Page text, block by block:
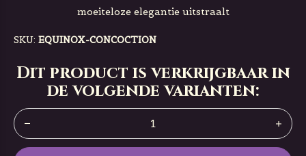
moeiteloze elegantie uitstraalt
SKU: EQUINOX-CONCOCTION
Dit product is verkrijgbaar in
de volgende varianten: